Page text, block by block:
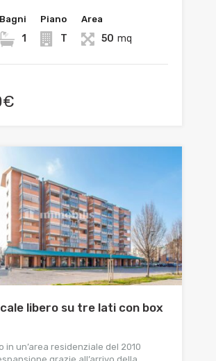
Bagni
1
Piano
T
Area
50 mq
libero su tre lati con box
in un’area residenziale del 2010